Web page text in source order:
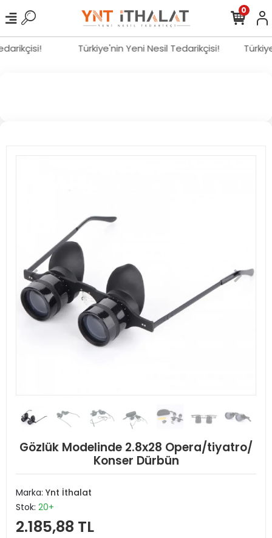
Türkiye'nin Yeni Nesil Tedarikçisi!
0
Gözlük Modelinde 2.8x28 Opera/tiyatro/
Konser Dürbün
Marka: Ynt İthalat
Stok: 20+
2.185,88 TL